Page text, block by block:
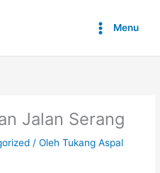
Menu
Jalan Serang
/ OlehTukang Aspal